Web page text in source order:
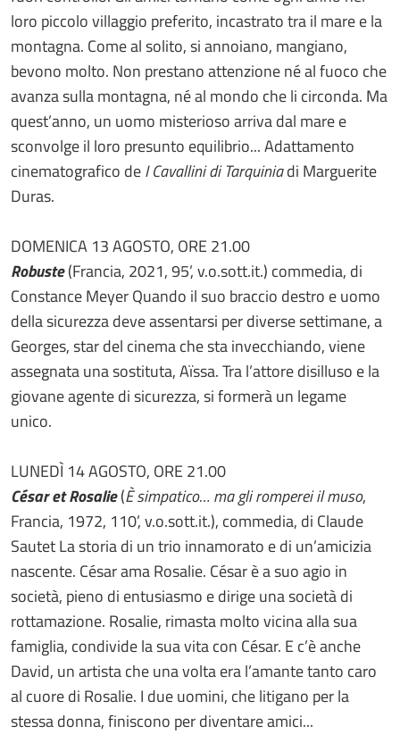
loro piccolo villaggio preferito, incastrato tra il mare e la
montagna. Come al solito, si annoiano, mangiano,
bevono molto. Non prestano attenzione né al fuoco che
avanza sulla montagna, né al mondo che li circonda. Ma
quest’anno, un uomo misterioso arriva dal mare e
sconvolge il loro presunto equilibrio... Adattamento
cinematografico deI Cavallini di Tarquiniadi Marguerite
Duras.
DOMENICA 13 AGOSTO, ORE 21.00
Robuste(Francia, 2021, 95’, v.o.sott.it.) commedia, di
Constance Meyer Quando il suo braccio destro e uomo
della sicurezza deve assentarsi per diverse settimane, a
Georges, star del cinema che sta invecchiando, viene
assegnata una sostituta, Aïssa. Tra l’attore disilluso e la
giovane agente di sicurezza, si formerà un legame
unico.
LUNEDÌ 14 AGOSTO, ORE 21.00
César et Rosalie(È simpatico… ma gli romperei il muso,
Francia, 1972, 110’, v.o.sott.it.), commedia, di Claude
Sautet La storia di un trio innamorato e di un’amicizia
nascente. César ama Rosalie. César è a suo agio in
società, pieno di entusiasmo e dirige una società di
rottamazione. Rosalie, rimasta molto vicina alla sua
famiglia, condivide la sua vita con César. E c’è anche
David, un artista che una volta era l’amante tanto caro
al cuore di Rosalie. I due uomini, che litigano per la
stessa donna, finiscono per diventare amici...